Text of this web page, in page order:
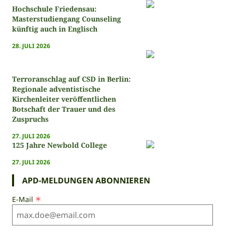
Hochschule Friedensau:
Masterstudiengang Counseling
künftig auch in Englisch
28. JULI 2026
Terroranschlag auf CSD in Berlin:
Regionale adventistische
Kirchenleiter veröffentlichen
Botschaft der Trauer und des
Zuspruchs
27. JULI 2026
125 Jahre Newbold College
27. JULI 2026
APD-MELDUNGEN ABONNIEREN
E-Mail